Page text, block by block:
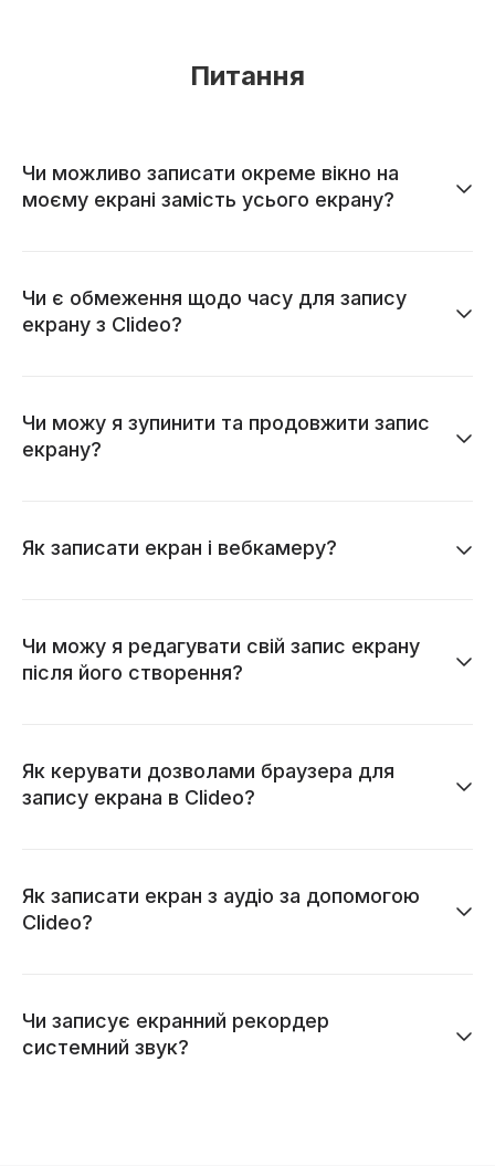
Питання
Чи можливо записати окреме вікно на
моєму екрані замість усього екрану?
Чи є обмеження щодо часу для запису
екрану з Clideo?
Чи можу я зупинити та продовжити запис
екрану?
Як записати екран і вебкамеру?
Чи можу я редагувати свій запис екрану
після його створення?
Як керувати дозволами браузера для
запису екрана в Clideo?
Як записати екран з аудіо за допомогою
Clideo?
Чи записує екранний рекордер
системний звук?